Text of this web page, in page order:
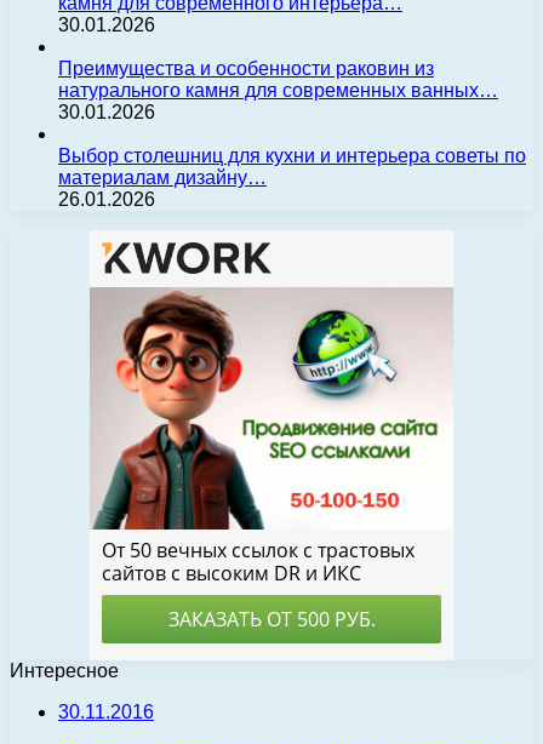
30.01.2026
Преимущества и особенности раковин из
натурального камня для современных ванных…
30.01.2026
Выбор столешниц для кухни и интерьера советы по
материалам дизайну…
26.01.2026
Интересное
30.11.2016